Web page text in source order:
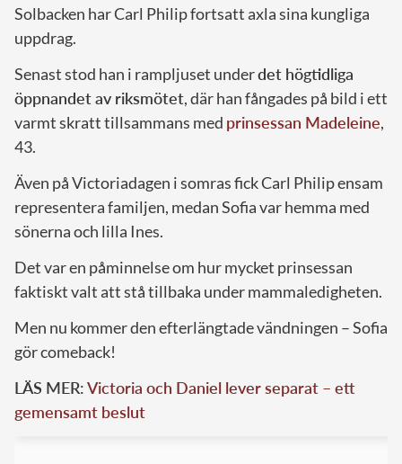
Solbacken har Carl Philip fortsatt axla sina kungliga
uppdrag.
Senast stod han i rampljuset underdet högtidliga
öppnandet av riksmötet, där han fångades på bild i ett
varmt skratt tillsammans med prinsessan Madeleine,
43.
Även på Victoriadagen i somras fick Carl Philip ensam
representera familjen, medan Sofia var hemma med
sönerna och lilla Ines.
Det var en påminnelse om hur mycket prinsessan
faktiskt valt att stå tillbaka under mammaledigheten.
Men nu kommer den efterlängtade vändningen – Sofia
gör comeback!
LÄS MER:Victoria och Daniel lever separat – ett
gemensamt beslut